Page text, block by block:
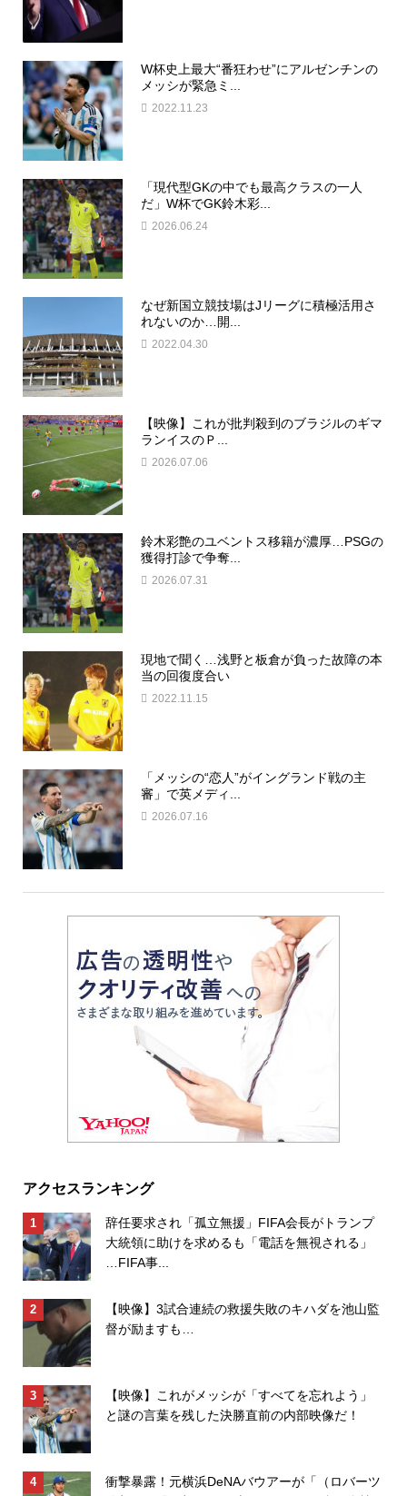
W杯史上最大“番狂わせ”にアルゼンチンの
メッシが緊急ミ...
2022.11.23
「現代型GKの中でも最高クラスの一人
だ」W杯でGK鈴木彩...
2026.06.24
なぜ新国立競技場はJリーグに積極活用さ
れないのか…開...
2022.04.30
【映像】これが批判殺到のブラジルのギマ
ランイスのＰ...
2026.07.06
鈴木彩艶のユベントス移籍が濃厚…PSGの
獲得打診で争奪...
2026.07.31
現地で聞く…浅野と板倉が負った故障の本
当の回復度合い
2022.11.15
「メッシの“恋人”がイングランド戦の主
審」で英メディ...
2026.07.16
アクセスランキング
辞任要求され「孤立無援」FIFA会長がトランプ
大統領に助けを求めるも「電話を無視される」
…FIFA事...
【映像】3試合連続の救援失敗のキハダを池山監
督が励ますも…
【映像】これがメッシが「すべてを忘れよう」
と謎の言葉を残した決勝直前の内部映像だ！
衝撃暴露！元横浜DeNAバウアーが「（ロバーツ